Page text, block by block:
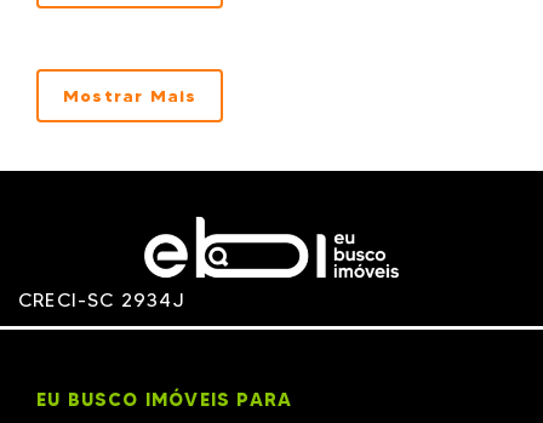
Prosperitta
R. Gubert
TERRASSA SUL
VERDES MARES
ZANELLA
Mostrar Mais
CRECI-SC 2934J
EU BUSCO IMÓVEIS PARA